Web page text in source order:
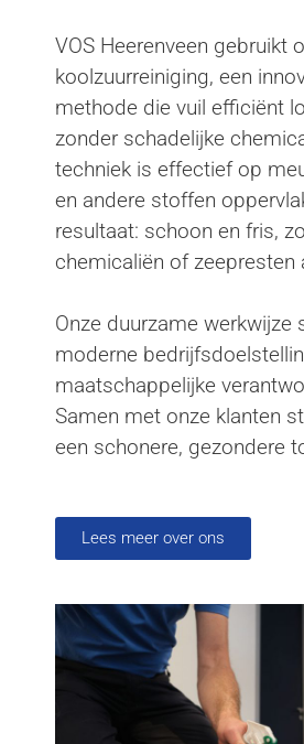
VOS Heerenveen gebruikt
koolzuurreiniging, een
methode die vuil efficiënt
zonder schadelijke
techniek is effectief op
en andere stoffen
resultaat: schoon en fris,
chemicaliën of zeepresten
Onze duurzame werkwijze
moderne
maatschappelijke
Samen met onze klanten
een schonere, gezondere
Lees meer over ons